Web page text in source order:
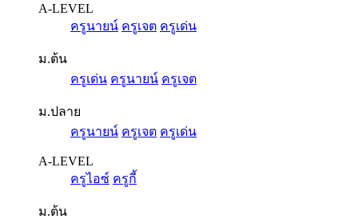
A-LEVEL
ครูนายน์ ครูเจต ครูเด่น
ม.ต้น
ครูเด่น ครูนายน์ ครูเจต
ม.ปลาย
ครูนายน์ ครูเจต ครูเด่น
A-LEVEL
ครูไอซ์ ครูกี้
ม.ต้น